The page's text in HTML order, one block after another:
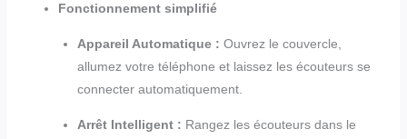
Fonctionnement simplifié
Appareil Automatique : Ouvrez le couvercle,
allumez votre téléphone et laissez les écouteurs se
connecter automatiquement.
Arrêt Intelligent : Rangez les écouteurs dans le